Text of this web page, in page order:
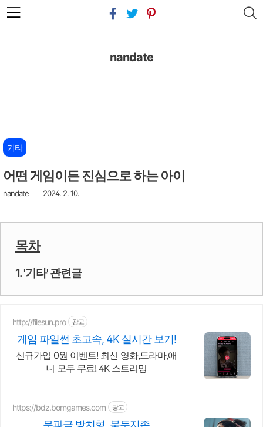
본문 바로가기
nandate
기타
어떤 게임이든 진심으로 하는 아이
nandate 2024. 2. 10.
목차
1. '기타' 관련글
http://filesun.pro 광고
게임 파일썬 초고속, 4K 실시간 보기!
신규가입 0원 이벤트! 최신 영화,드라마,애
니 모두 무료! 4K 스트리밍
https://bdz.bomgames.com 광고
무과금 방치형, 북두지존